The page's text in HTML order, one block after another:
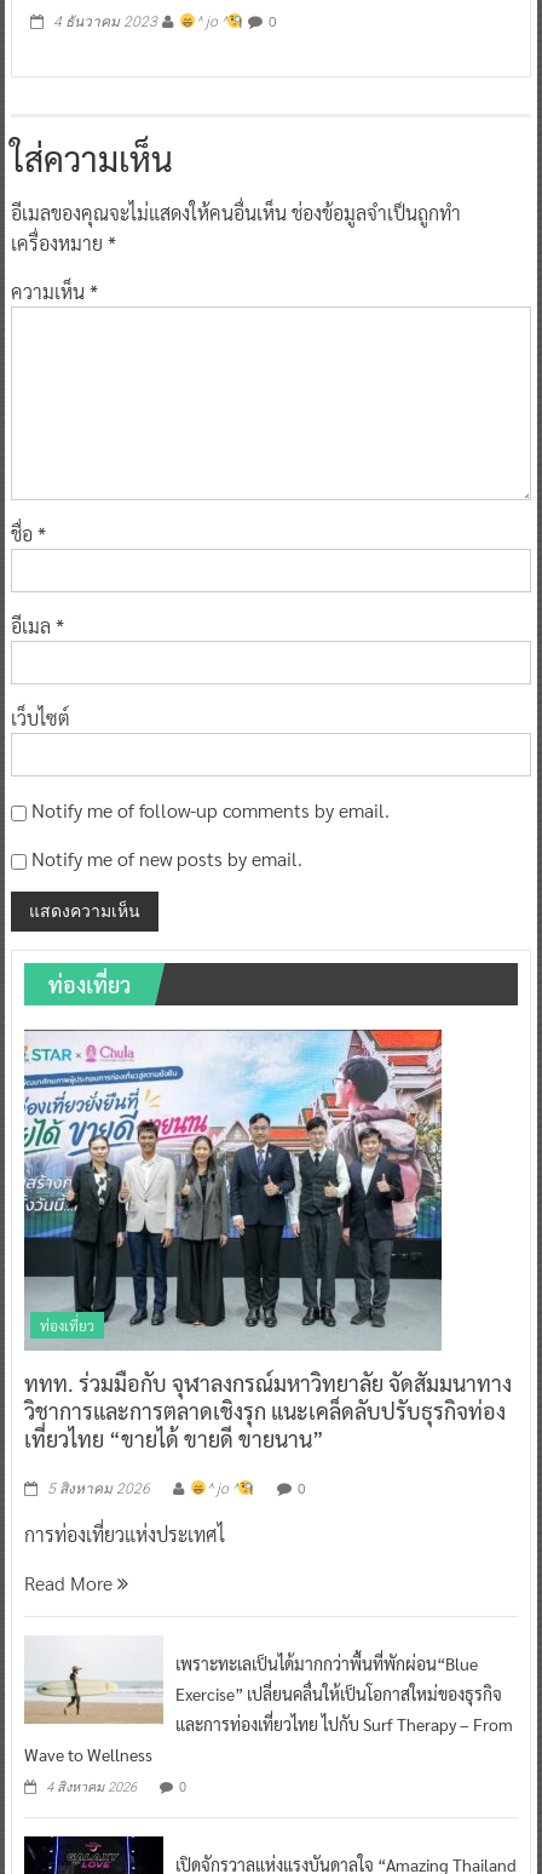
4 ธันวาคม 2023 ^ jo ^ 0
ใส่ความเห็น
อีเมลของคุณจะไม่แสดงให้คนอื่นเห็นช่องข้อมูลจำเป็นถูกทำ
เครื่องหมาย *
ความเห็น*
ชื่อ *
อีเมล *
เว็บไซต์
Notify me of follow-up comments by email.
Notify me of new posts by email.
ท่องเที่ยว
ท่องเที่ยว
ททท. ร่วมมือกับ จุฬาลงกรณ์มหาวิทยาลัย จัดสัมมนาทาง
วิชาการและการตลาดเชิงรุก แนะเคล็ดลับปรับธุรกิจท่อง
เที่ยวไทย “ขายได้ ขายดี ขายนาน”
5 สิงหาคม 2026 ^ jo ^ 0
การท่องเที่ยวแห่งประเทศไ
Read More
เพราะทะเลเป็นได้มากกว่าพื้นที่พักผ่อน“Blue
Exercise” เปลี่ยนคลื่นให้เป็นโอกาสใหม่ของธุรกิจ
และการท่องเที่ยวไทย ไปกับ Surf Therapy – From
Wave to Wellness
4 สิงหาคม 2026 0
เปิดจักรวาลแห่งแรงบันดาลใจ “Amazing Thailand